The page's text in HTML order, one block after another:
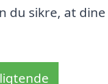
du sikre, at